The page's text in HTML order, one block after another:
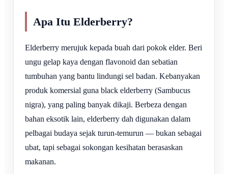
Apa Itu Elderberry?
Elderberry merujuk kepada buah dari pokok elder. Beri
ungu gelap kaya dengan flavonoid dan sebatian
tumbuhan yang bantu lindungi sel badan. Kebanyakan
produk komersial guna black elderberry (Sambucus
nigra), yang paling banyak dikaji. Berbeza dengan
bahan eksotik lain, elderberry dah digunakan dalam
pelbagai budaya sejak turun-temurun — bukan sebagai
ubat, tapi sebagai sokongan kesihatan berasaskan
makanan.